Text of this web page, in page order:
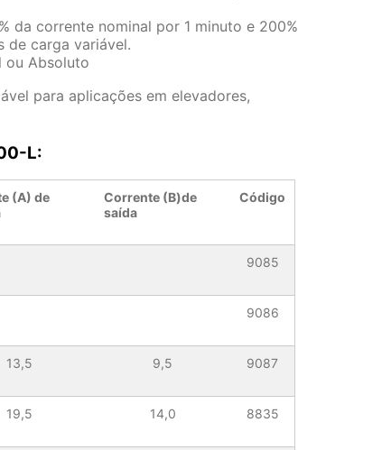
da corrente nominal por 1 minuto e 200%
de carga variável.
ou Absoluto
para aplicações em elevadores,
L:
(A) de
Corrente (B)de
saída
Código
9085
9086
13,5 9,5 9087
19,5 14,0 8835